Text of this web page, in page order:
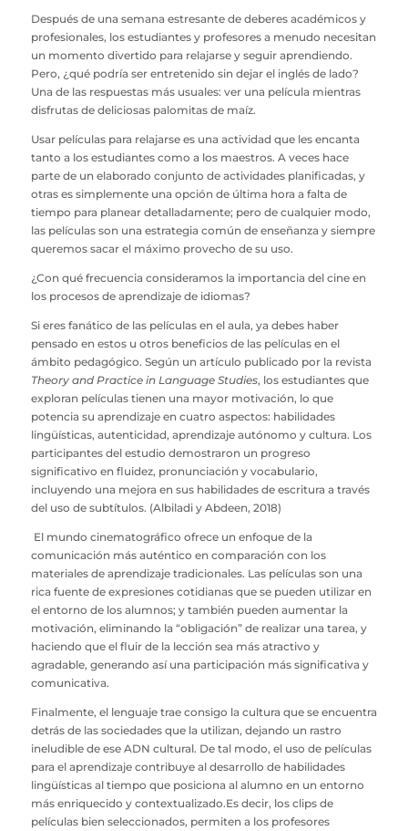
Después de una semana estresante de deberes académicos y
profesionales, los estudiantes y profesores a menudo necesitan
un momento divertido para relajarse y seguir aprendiendo.
Pero, ¿qué podría ser entretenido sin dejar el inglés de lado?
Una de las respuestas más usuales: ver una película mientras
disfrutas de deliciosas palomitas de maíz.
Usar películas para relajarse es una actividad que les encanta
tanto a los estudiantes como a los maestros. A veces hace
parte de un elaborado conjunto de actividades planificadas, y
otras es simplemente una opción de última hora a falta de
tiempo para planear detalladamente; pero de cualquier modo,
las películas son una estrategia común de enseñanza y siempre
queremos sacar el máximo provecho de su uso.
¿Con qué frecuencia consideramos la importancia del cine en
los procesos de aprendizaje de idiomas?
Si eres fanático de las películas en el aula, ya debes haber
pensado en estos u otros beneficios de las películas en el
ámbito pedagógico. Según un artículo publicado por la revista
Theory and Practice in Language Studies, los estudiantes que
exploran películas tienen una mayor motivación, lo que
potencia su aprendizaje en cuatro aspectos: habilidades
lingüísticas, autenticidad, aprendizaje autónomo y cultura. Los
participantes del estudio demostraron un progreso
significativo en fluidez, pronunciación y vocabulario,
incluyendo una mejora en sus habilidades de escritura a través
del uso de subtítulos. (Albiladi y Abdeen, 2018)
El mundo cinematográfico ofrece un enfoque de la
comunicación más auténtico en comparación con los
materiales de aprendizaje tradicionales. Las películas son una
rica fuente de expresiones cotidianas que se pueden utilizar en
el entorno de los alumnos; y también pueden aumentar la
motivación, eliminando la “obligación” de realizar una tarea, y
haciendo que el fluir de la lección sea más atractivo y
agradable, generando así una participación más significativa y
comunicativa.
Finalmente, el lenguaje trae consigo la cultura que se encuentra
detrás de las sociedades que la utilizan, dejando un rastro
ineludible de ese ADN cultural. De tal modo, el uso de películas
para el aprendizaje contribuye al desarrollo de habilidades
lingüísticas al tiempo que posiciona al alumno en un entorno
más enriquecido y contextualizado.Es decir, los clips de
películas bien seleccionados, permiten a los profesores